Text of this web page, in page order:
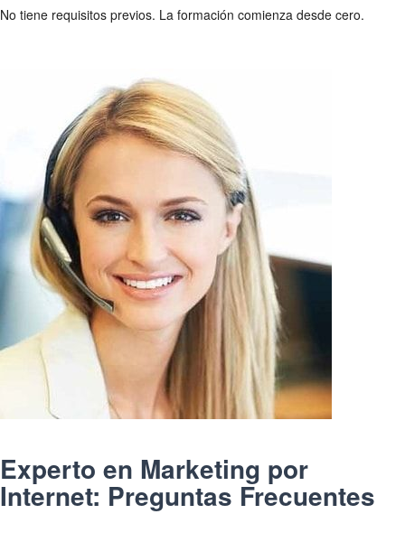
No tiene requisitos previos. La formación comienza desde cero.
Experto en Marketing por
Internet: Preguntas Frecuentes